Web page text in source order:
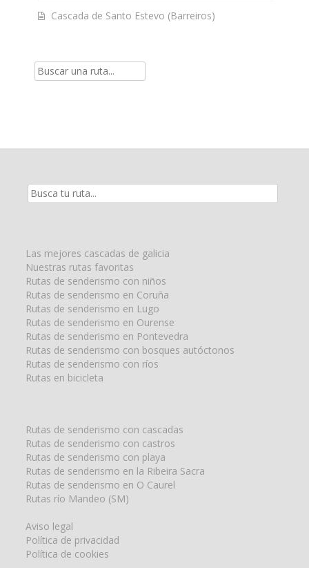
Cascada de Santo Estevo (Barreiros)
Resultados
Las mejores cascadas de galicia
Nuestras rutas favoritas
Rutas de senderismo con niños
Rutas de senderismo en Coruña
Rutas de senderismo en Lugo
Rutas de senderismo en Ourense
Rutas de senderismo en Pontevedra
Rutas de senderismo con bosques autóctonos
Rutas de senderismo con ríos
Rutas en bicicleta
Rutas de senderismo con cascadas
Rutas de senderismo con castros
Rutas de senderismo con playa
Rutas de senderismo en la Ribeira Sacra
Rutas de senderismo en O Caurel
Rutas río Mandeo (SM)
Aviso legal
Política de privacidad
Política de cookies